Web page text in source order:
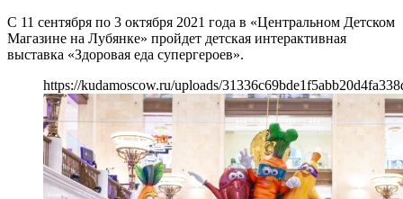
С 11 сентября по 3 октября 2021 года в «Центральном Детском
Магазине на Лубянке» пройдет детская интерактивная
выставка «Здоровая еда супергероев».
https://kudamoscow.ru/uploads/